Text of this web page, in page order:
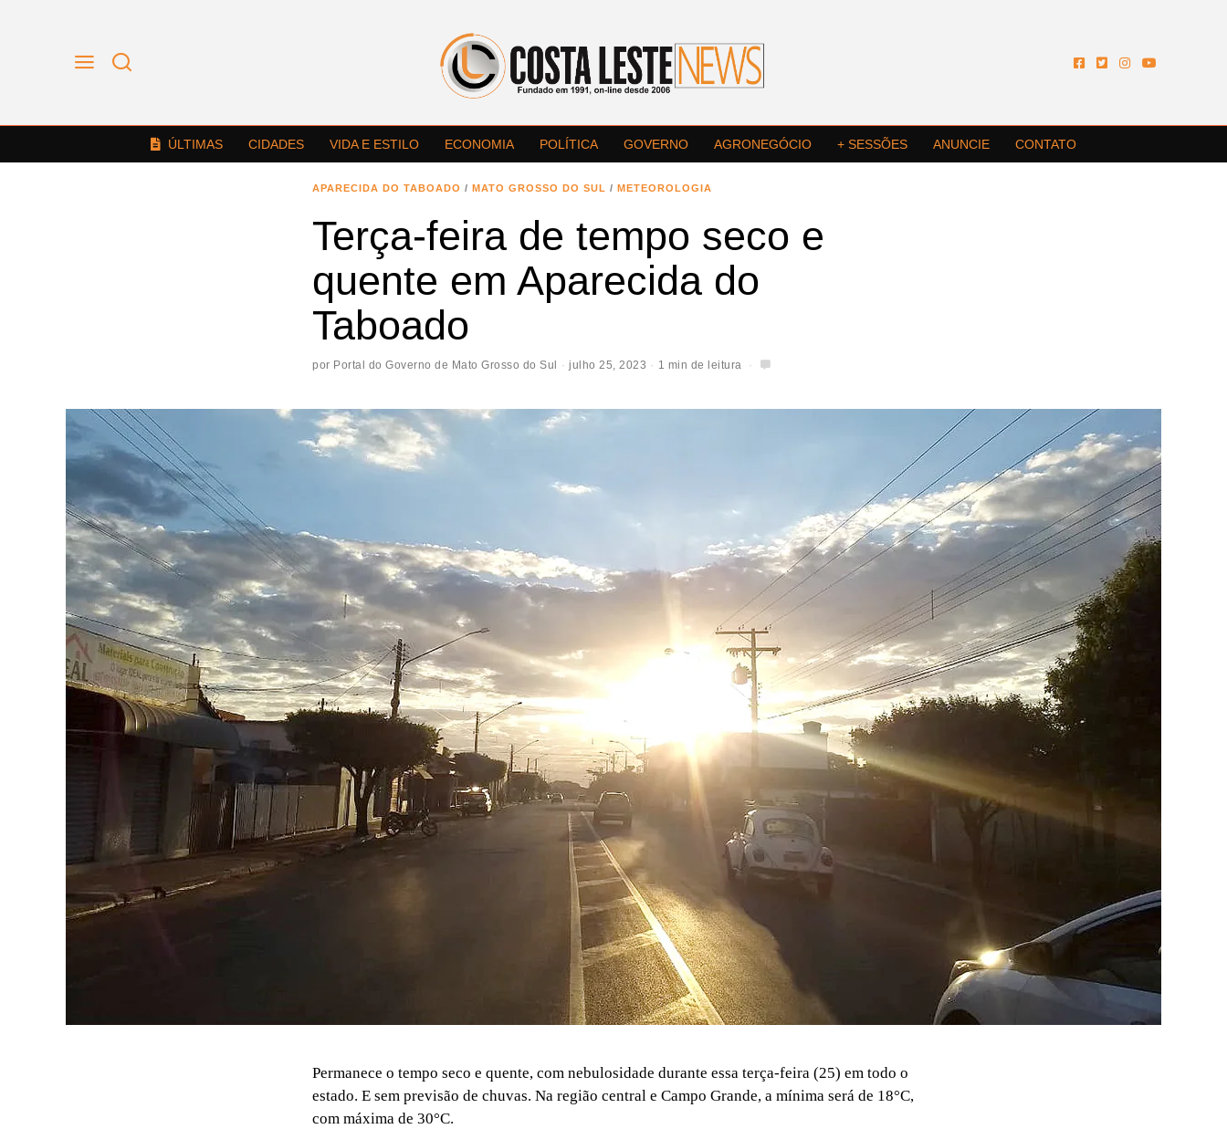
ÚLTIMAS CIDADES VIDA E ESTILO ECONOMIA POLÍTICA GOVERNO AGRONEGÓCIO + SESSÕES ANUNCIE CONTATO
APARECIDA DO TABOADO / MATO GROSSO DO SUL / METEOROLOGIA
Terça-feira de tempo seco e
quente em Aparecida do
Taboado
por Portal do Governo de Mato Grosso do Sul julho 25, 2023 1 min de leitura
Permanece o tempo seco e quente, com nebulosidade durante essa terça-feira (25) em todo o
estado. E sem previsão de chuvas. Na região central e Campo Grande, a mínima será de 18°C,
com máxima de 30°C.